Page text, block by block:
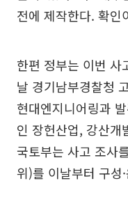
전에 제작한다. 확인
한편 정부는 이번 사
날 경기남부경찰청
현대엔지니어링과
인 장헌산업, 강산개
국토부는 사고 조사
위)를 이날부터 구성